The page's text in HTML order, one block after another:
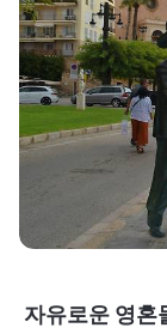
자유로운 영혼